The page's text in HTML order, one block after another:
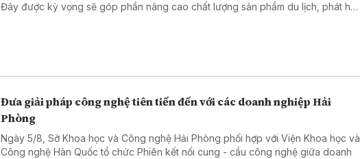
Đây được kỳ vọng sẽ góp phần nâng cao chất lượng sản phẩm du lịch, phát huy
Đưa giải pháp công nghệ tiên tiến đến với các doanh nghiệp Hải
Phòng
Ngày 5/8, Sở Khoa học và Công nghệ Hải Phòng phối hợp với Viện Khoa học và
Công nghệ Hàn Quốc tổ chức Phiên kết nối cung - cầu công nghệ giữa doanh